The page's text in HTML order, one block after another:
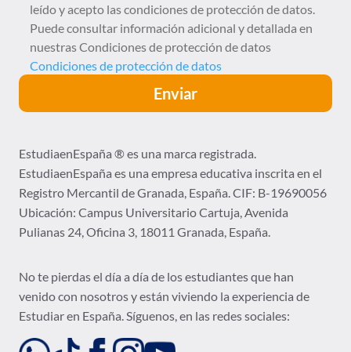
leído y acepto las condiciones de protección de datos.
Puede consultar información adicional y detallada en
nuestras Condiciones de protección de datos
Condiciones de protección de datos
EstudiaenEspaña ® es una marca registrada.
EstudiaenEspaña es una empresa educativa inscrita en el
Registro Mercantil de Granada, España. CIF: B-19690056
Ubicación: Campus Universitario Cartuja, Avenida
Pulianas 24, Oficina 3, 18011 Granada, España.
No te pierdas el día a día de los estudiantes que han
venido con nosotros y están viviendo la experiencia de
Estudiar en España. Síguenos, en las redes sociales: